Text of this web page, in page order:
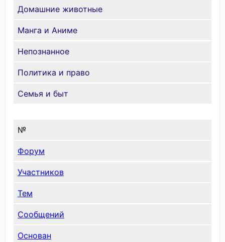
Домашние животные
Манга и Аниме
Непознанное
Политика и право
Семья и быт
№
Форум
Участников
Тем
Сообщений
Основан